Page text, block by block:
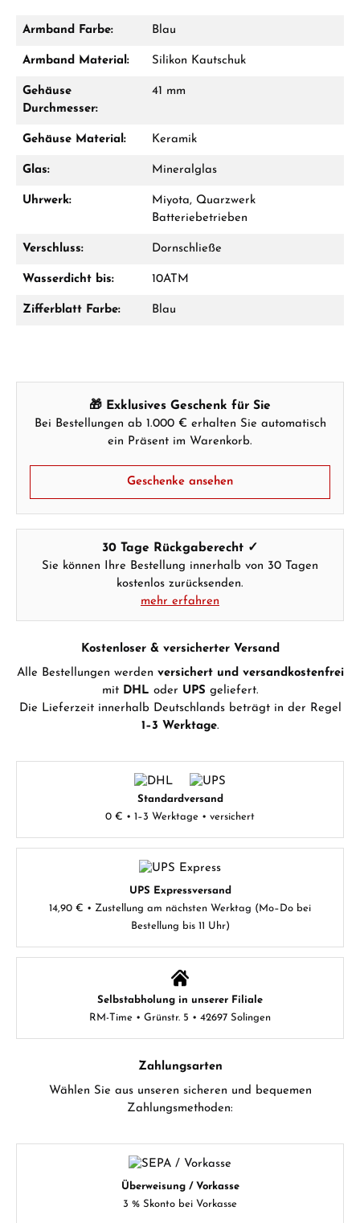
Geschenk im Warenkorb.
GESCHENKE ANSEHEN
Hersteller- & Produktsicherheit
Armband Farbe: Blau
Armband Material: Silikon Kautschuk
Gehäuse
Durchmesser:
41 mm
Gehäuse Material: Keramik
Glas: Mineralglas
Uhrwerk:
Miyota, Quarzwerk
Batteriebetrieben
Verschluss: Dornschließe
Wasserdicht bis: 10ATM
Zifferblatt Farbe: Blau
🎁 Exklusives Geschenk für Sie
Bei Bestellungen ab 1.000 € erhalten Sie automatisch
ein Präsent im Warenkorb.
Geschenke ansehen
30 Tage Rückgaberecht ✓
Sie können Ihre Bestellung innerhalb von 30 Tagen
kostenlos zurücksenden.
mehr erfahren
Kostenloser & versicherter Versand
Alle Bestellungen werden versichert und versandkostenfrei
mit DHL oder UPS geliefert.
Die Lieferzeit innerhalb Deutschlands beträgt in der Regel
1–3 Werktage.
Standardversand
0 € • 1–3 Werktage • versichert
UPS Expressversand
14,90 € • Zustellung am nächsten Werktag (Mo–Do bei
Bestellung bis 11 Uhr)
Selbstabholung in unserer Filiale
RM-Time • Grünstr. 5 • 42697 Solingen
Zahlungsarten
Wählen Sie aus unseren sicheren und bequemen
Zahlungsmethoden:
Überweisung / Vorkasse
3 % Skonto bei Vorkasse